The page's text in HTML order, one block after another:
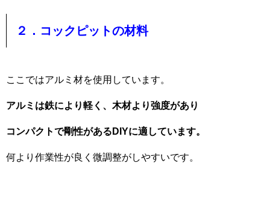
２．コックピットの材料
ここではアルミ材を使用しています。
アルミは鉄により軽く、木材より強度があり
コンパクトで剛性があるDIYに適しています。
何より作業性が良く微調整がしやすいです。